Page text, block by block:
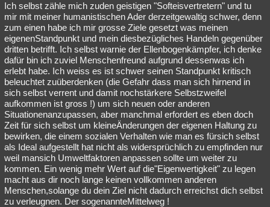
Ich selbst zähle mich zuden geistigen "Softeisvertretern" und tu
mir mit meiner humanistischen Ader derzeitgewaltig schwer, denn
zum einen habe ich mir grosse Ziele gesetzt was meinen
eigenenStandpunkt und mein diesbezügliches Handeln gegenüber
dritten betrifft. Ich selbst warnie der Ellenbogenkämpfer, ich denke
dafür bin ich zuviel Menschenfreund aufgrund dessenwas ich
erlebt habe. Ich weiss es ist schwer seinen Standpunkt kritisch
beleuchtet zuüberdenken (die Gefahr dass man sich hirnend in
sich selbst verrent und damit nochstärkere Selbstzweifel
aufkommen ist gross !) um sich neuen oder anderen
Situationenanzupassen, aber manchmal erfordert es eben doch
Zeit für sich selbst um kleineÄnderungen der eigenen Haltung zu
bewirken, die einem sozialen Verhalten wie man es fürsich selbst
als Ideal aufgestellt hat nicht als widersprüchlich zu empfinden nur
weil mansich Umweltfaktoren anpassen sollte um weiter zu
kommen. Ein wenig mehr Wert auf die"Eigenwertigkeit" zu legen
macht aus dir noch lange keinen vollkommen anderen
Menschen,solange du dein Ziel nicht dadurch erreichst dich selbst
zu verleugnen. Der sogenannteMittelweg !